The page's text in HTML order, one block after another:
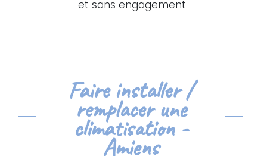
et sans engagement
Faire installer /
remplacer une
climatisation -
Amiens